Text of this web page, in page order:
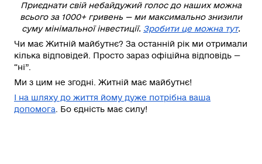
Приєднати свій небайдужий голос до наших можна
всього за 1000+ гривень — ми максимально знизили
суму мінімальної інвестиції. Зробити це можна тут.
Чи має Житній майбутнє? За останній рік ми отримали
кілька відповідей. Просто зараз офіційна відповідь —
“ні”.
Ми з цим не згодні. Житній має майбутнє!
І на шляху до життя йому дуже потрібна ваша
допомога. Бо єдність має силу!